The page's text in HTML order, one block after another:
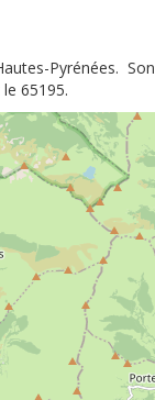
Pyrénées. Son
65195.